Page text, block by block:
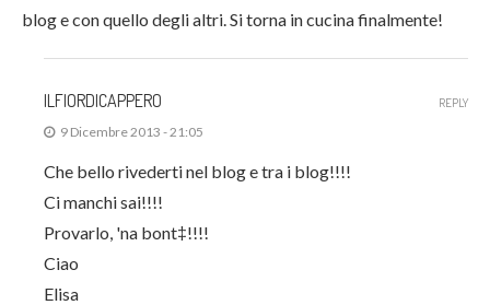
blog e con quello degli altri. Si torna in cucina finalmente!
ILFIORDICAPPERO
9 Dicembre 2013 - 21:05
Che bello rivederti nel blog e tra i blog!!!!
Ci manchi sai!!!!
Provarlo, 'na bont‡!!!!
Ciao
Elisa
REPLY